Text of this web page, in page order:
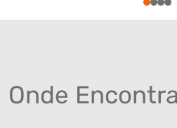
1234
Onde